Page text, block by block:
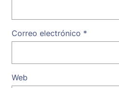
Correo electrónico *
Web